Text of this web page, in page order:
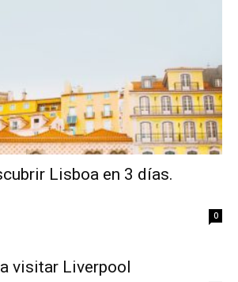
Lisboa en 3 días.
0
visitar Liverpool